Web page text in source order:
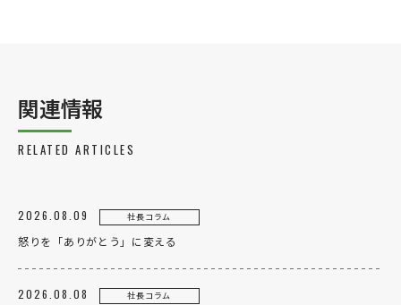
関連情報
RELATED ARTICLES
2026.08.09 社長コラム
怒りを「ありがとう」に変える
2026.08.08 社長コラム